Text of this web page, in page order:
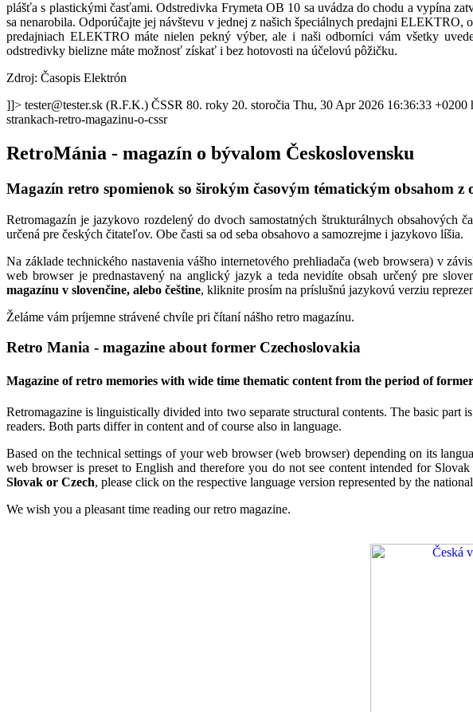
plášťa s plastickými časťami. Odstredivka Frymeta OB 10 sa uvádza do chodu a vypína
sa nenarobila. Odporúčajte jej návštevu v jednej z našich špeciálnych predajni
predajniach ELEKTRO máte nielen pekný výber, ale i naši odborníci vám všetky
odstredivky bielizne máte možnosť získať i bez hotovosti na účelovú pôžičku.
Zdroj: Časopis Elektrón
]]> tester@tester.sk (R.F.K.) ČSSR 80. roky 20. storočia Thu, 30 Apr 2026 16:36:33 +0200
strankach-retro-magazinu-o-cssr
RetroMánia - magazín o bývalom Československu
Magazín retro spomienok so širokým časovým tématickým obsahom
Retromagazín je jazykovo rozdelený do dvoch samostatných štrukturálnych
určená pre českých čitateľov. Obe časti sa od seba obsahovo a samozrejme i jazykovo líšia.
Na základe technického nastavenia vášho internetového prehliadača (web browsera) v
web browser je prednastavený na anglický jazyk a teda nevidíte obsah určený pre
magazínu v slovenčine, alebo češtine, kliknite prosím na príslušnú jazykovú verziu
Želáme vám príjemne strávené chvíle pri čítaní nášho retro magazínu.
Retro Mania - magazine about former Czechoslovakia
Magazine of retro memories with wide time thematic content from the period of
Retromagazine is linguistically divided into two separate structural contents. The basic
readers. Both parts differ in content and of course also in language.
Based on the technical settings of your web browser (web browser) depending on its
web browser is preset to English and therefore you do not see content intended for
Slovak or Czech, please click on the respective language version represented by the
We wish you a pleasant time reading our retro magazine.